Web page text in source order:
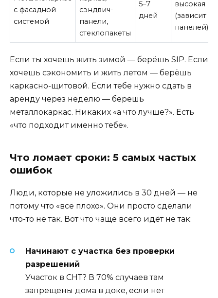
с фасадной
системой
сэндвич-
панели,
стеклопакеты
5–7
дней
высокая
(зависит от
панелей)
Если ты хочешь жить зимой — берёшь SIP. Если
хочешь сэкономить и жить летом — берёшь
каркасно-щитовой. Если тебе нужно сдать в
аренду через неделю — берёшь
металлокаркас. Никаких «а что лучше?». Есть
«что подходит именно тебе».
Что ломает сроки: 5 самых частых
ошибок
Люди, которые не уложились в 30 дней — не
потому что «всё плохо». Они просто сделали
что-то не так. Вот что чаще всего идёт не так:
Начинают с участка без проверки
разрешений
Участок в СНТ? В 70% случаев там
запрещены дома в доке, если нет